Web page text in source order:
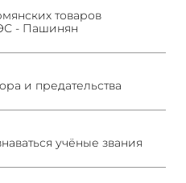
товаров
- Пашинян
и предательства
учёные звания